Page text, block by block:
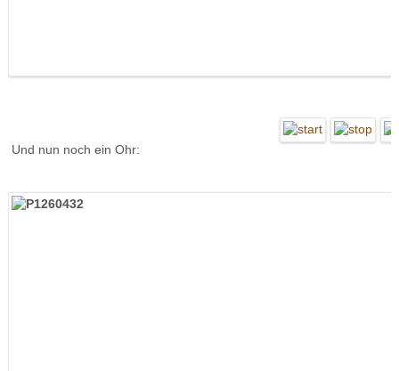
Und nun noch ein Ohr: